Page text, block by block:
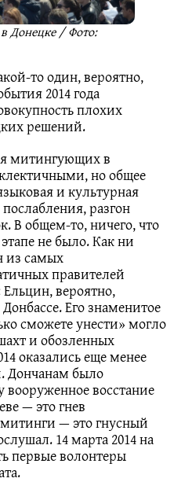
Донецке / Фото:
то один, вероятно,
2014 года
плохих
решений.
митингующих в
но общее
и культурная
разгон
В общем-то, ничего, что
не было. Как ни
из самых
правителей
вероятно,
Его знаменитое
сможете унести» могло
и обозленных
оказались еще менее
было
восстание
— это гнев
— это гнусный
14 марта 2014 на
первые волонтеры